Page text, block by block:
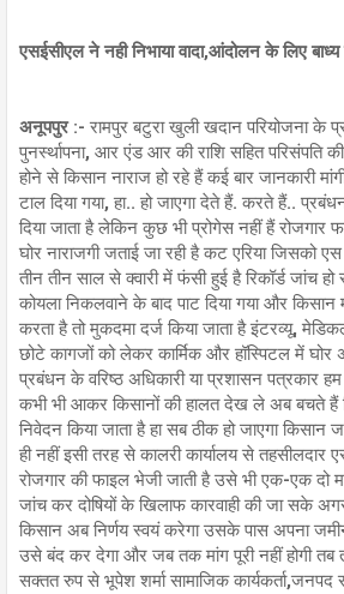
एसईसीएल ने नही निभाया वादा,आंदोलन के लिए
अनूपपुर :- रामपुर बटुरा खुली खदान परियोजना के
पुनर्स्थापना, आर एंड आर की राशि सहित परिसंपति
होने से किसान नाराज हो रहे हैं कई बार जानकारी
टाल दिया गया, हा.. हो जाएगा देते हैं. करते हैं..
दिया जाता है लेकिन कुछ भी प्रोगेस नहीं हैं रोजगार
घोर नाराजगी जताई जा रही है कट एरिया जिसको
तीन तीन साल से क्वारी में फंसी हुई है रिकॉर्ड जांच
कोयला निकलवाने के बाद पाट दिया गया और
करता है तो मुकदमा दर्ज किया जाता है इंटरव्यू,
छोटे कागजों को लेकर कार्मिक और हॉस्पिटल में घोर
प्रबंधन के वरिष्ठ अधिकारी या प्रशासन पत्रकार
कभी भी आकर किसानों की हालत देख ले अब बचते हैं
निवेदन किया जाता है हा सब ठीक हो जाएगा किसान
ही नहीं इसी तरह से कालरी कार्यालय से तहसीलदार
रोजगार की फाइल भेजी जाती है उसे भी एक-एक दो
जांच कर दोषियों के खिलाफ कारवाही की जा सके
किसान अब निर्णय स्वयं करेगा उसके पास अपना
उसे बंद कर देगा और जब तक मांग पूरी नहीं होगी तब
सक्तत रुप से भूपेश शर्मा सामाजिक कार्यकर्ता,जनपद